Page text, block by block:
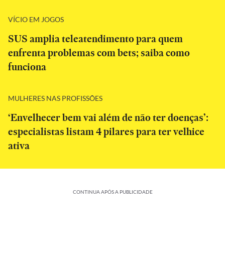
VÍCIO EM JOGOS
SUS amplia teleatendimento para quem
enfrenta problemas com bets; saiba como
funciona
MULHERES NAS PROFISSÕES
‘Envelhecer bem vai além de não ter doenças’:
especialistas listam 4 pilares para ter velhice
ativa
CONTINUA APÓS A PUBLICIDADE